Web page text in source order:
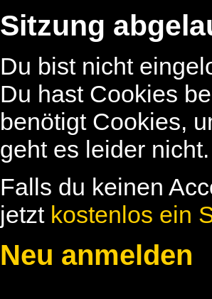
Sitzung
Du bist nicht
Du hast Cookies
benötigt Cookies,
geht es leider nicht.
Falls du keinen
jetzt kostenlos ein
Neu anmelden